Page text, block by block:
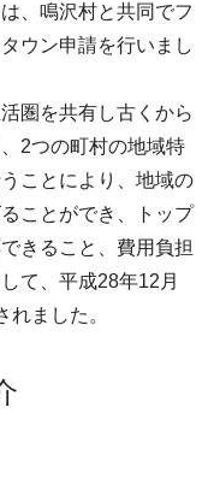
、鳴沢村と共同でフ
ウン申請を行いまし
圏を共有し古くから
2つの町村の地域特
ことにより、地域の
ことができ、トップ
きること、費用負担
て、平成28年12 月
れました。